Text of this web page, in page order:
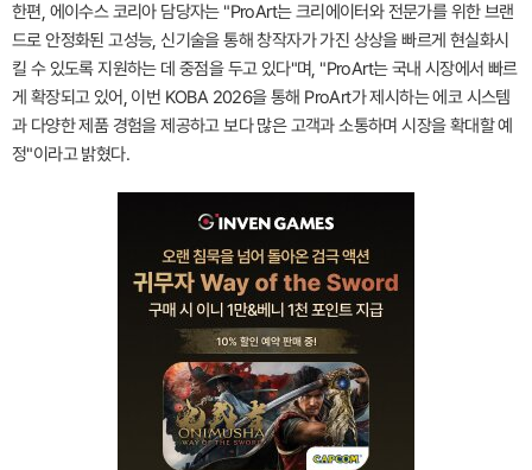
한편, 에이수스 코리아 담당자는 "ProArt는 크리에이터와 전문가를 위한 브랜
드로 안정화된 고성능, 신기술을 통해 창작자가 가진 상상을 빠르게 현실화시
킬 수 있도록 지원하는 데 중점을 두고 있다"며, "ProArt는 국내 시장에서 빠르
게 확장되고 있어, 이번 KOBA 2026을 통해 ProArt가 제시하는 에코 시스템
과 다양한 제품 경험을 제공하고 보다 많은 고객과 소통하며 시장을 확대할 예
정"이라고 밝혔다.